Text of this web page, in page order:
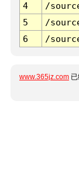
4
/
5
/
6
/
www.365jz.com